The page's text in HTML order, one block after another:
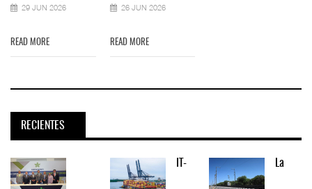
29 JUN 2026
READ MORE
26 JUN 2026
READ MORE
RECIENTES
IT- La